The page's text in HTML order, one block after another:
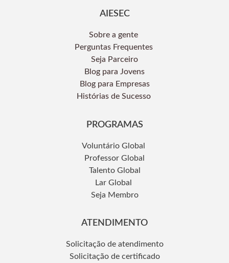
AIESEC
Sobre a gente
Perguntas Frequentes
Seja Parceiro
Blog para Jovens
Blog para Empresas
Histórias de Sucesso
PROGRAMAS
Voluntário Global
Professor Global
Talento Global
Lar Global
Seja Membro
ATENDIMENTO
Solicitação de atendimento
Solicitação de certificado